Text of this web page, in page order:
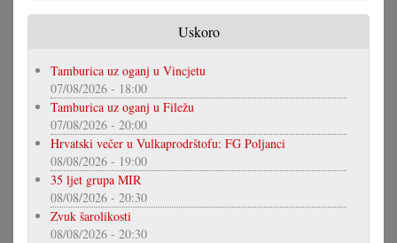
Uskoro
Tamburica uz oganj u Vincjetu
07/08/2026 - 18:00
Tamburica uz oganj u Filežu
07/08/2026 - 20:00
Hrvatski večer u Vulkaprodrštofu: FG Poljanci
08/08/2026 - 19:00
35 ljet grupa MIR
08/08/2026 - 20:30
Zvuk šarolikosti
08/08/2026 - 20:30